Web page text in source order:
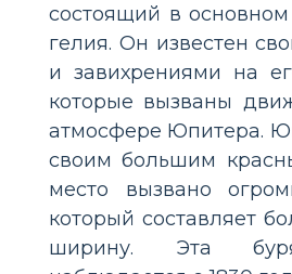
состоящий в
гелия. Он известен
и завихрениями на
которые вызваны
атмосфере Юпитера.
своим большим
место вызвано
который составляет
ширину. Эта